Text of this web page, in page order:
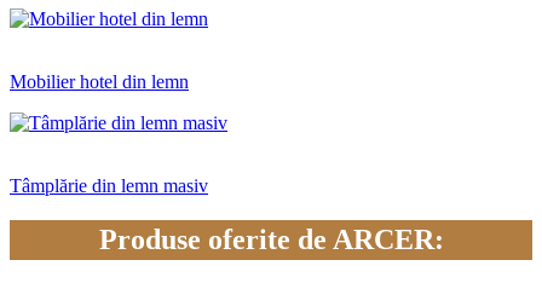
Mobilier hotel din lemn
Tâmplărie din lemn masiv
Produse oferite de ARCER: